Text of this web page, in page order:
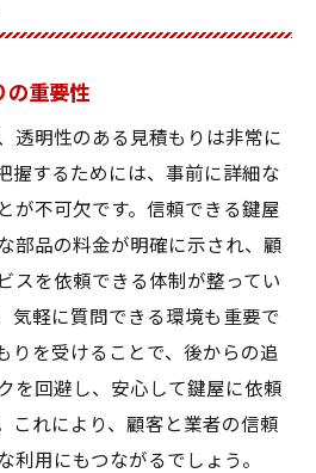
の重要性
透明性のある見積もりは非常に
握するためには、事前に詳細な
が不可欠です。信頼できる鍵屋
部品の料金が明確に示され、顧
スを依頼できる体制が整ってい
気軽に質問できる環境も重要で
りを受けることで、後からの追
を回避し、安心して鍵屋に依頼
これにより、顧客と業者の信頼
利用にもつながるでしょう。